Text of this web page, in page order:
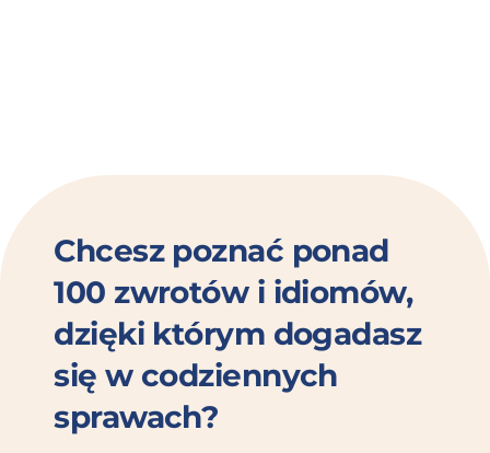
Chcesz poznać ponad
100 zwrotów i idiomów,
dzięki którym dogadasz
się w codziennych
sprawach?